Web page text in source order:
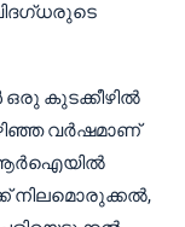
കുടക്കീഴിൽ
വർഷമാണ്
നിലമൊരുക്കൽ,